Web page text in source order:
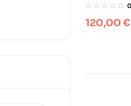
l’Imam
0
120,00 €